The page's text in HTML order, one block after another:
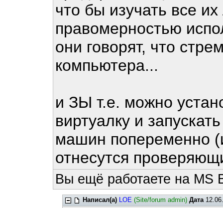
что бы изучать все
правомерностью
они говорят, что
компьютера...
и ЗЫ т.е. можно
виртуалку и
машин попеременно
отнесутся
Вы ещё работаете на MS
Написал(а) LOE (Site/forum admin) Дата